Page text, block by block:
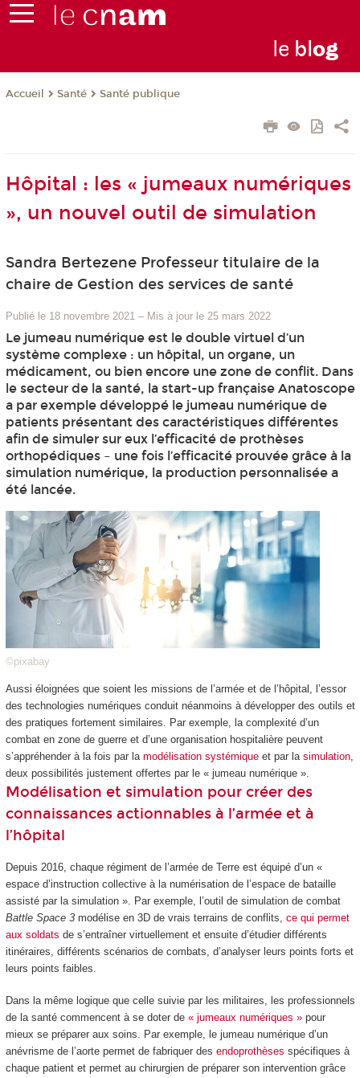
le blog
Accueil Santé Santé publique
Hôpital : les « jumeaux numériques
», un nouvel outil de simulation
Sandra Bertezene Professeur titulaire de la
chaire de Gestion des services de santé
Publié le 18 novembre 2021 – Mis à jour le 25 mars 2022
Le jumeau numérique est le double virtuel d’un
système complexe : un hôpital, un organe, un
médicament, ou bien encore une zone de conflit. Dans
le secteur de la santé, la start-up française Anatoscope
a par exemple développé le jumeau numérique de
patients présentant des caractéristiques différentes
afin de simuler sur eux l’efficacité de prothèses
orthopédiques – une fois l’efficacité prouvée grâce à la
simulation numérique, la production personnalisée a
été lancée.
©pixabay
Aussi éloignées que soient les missions de l’armée et de l’hôpital, l’essor
des technologies numériques conduit néanmoins à développer des outils et
des pratiques fortement similaires. Par exemple, la complexité d’un
combat en zone de guerre et d’une organisation hospitalière peuvent
s’appréhender à la fois par la modélisation systémiqueet par la simulation,
deux possibilités justement offertes par le « jumeau numérique ».
Modélisation et simulation pour créer des
connaissances actionnables à l’armée et à
l’hôpital
Depuis 2016, chaque régiment de l’armée de Terre est équipé d’un «
espace d’instruction collective à la numérisation de l’espace de bataille
assisté par la simulation ». Par exemple, l’outil de simulation de combat
Battle Space 3modélise en 3D de vrais terrains de conflits, ce qui permet
aux soldats de s’entraîner virtuellement et ensuite d’étudier différents
itinéraires, différents scénarios de combats, d’analyser leurs points forts et
leurs points faibles.
Dans la même logique que celle suivie par les militaires, les professionnels
de la santé commencent à se doter de « jumeaux numériques »pour
mieux se préparer aux soins. Par exemple, le jumeau numérique d’un
anévrisme de l’aorte permet de fabriquer des endoprothèses spécifiques à
chaque patient et permet au chirurgien de préparer son intervention grâce